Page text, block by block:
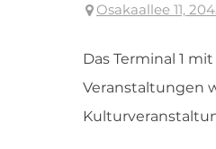
Osakaallee 11,
Das Terminal 1
Veranstaltungen